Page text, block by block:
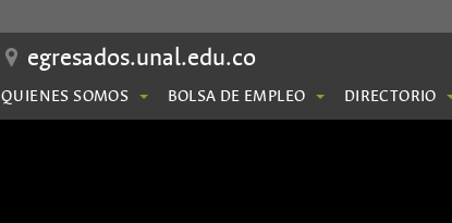
egresados.unal.edu.co
QUIENES SOMOS BOLSA DE EMPLEO DIRECTORIO